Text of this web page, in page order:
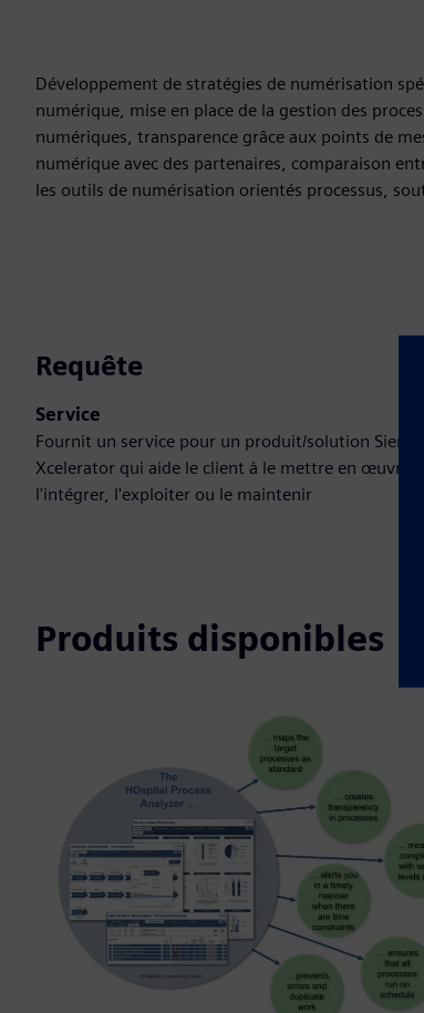
Développement de stratégies de numérisation
numérique, mise en place de la gestion des
numériques, transparence grâce aux points de
numérique avec des partenaires, comparaison
les outils de numérisation orientés processus,
Requête
Service
Fournit un service pour un produit/solution
Xcelerator qui aide le client à le mettre en œuvre,
l'intégrer, l'exploiter ou le maintenir
Produits disponibles